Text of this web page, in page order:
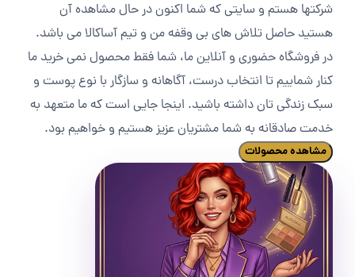
شرکتها هستم و سایتی که شما اکنون در حال مشاهده آن
هستید حاصل تلاش های بی وقفه من و تیم آساکالا می باشد.
در فروشگاه حضوری و آنلاین ما، شما فقط محصول نمی خرید ما
کنار شماییم تا انتخاب درست، آگاهانه و سازگار با نوع پوست و
سبک زندگی تان داشته باشید. اینجا جایی است که ما متعهد به
خدمت صادقانه به شما مشتریان عزیز هستیم و خواهیم بود.
مشاهده محصولات